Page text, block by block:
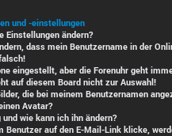
und -einstellungen
Einstellungen ändern?
dass mein Benutzername in der
eingestellt, aber die Forenuhr geht
auf diesem Board nicht zur Auswahl!
die bei meinem Benutzernamen
Avatar?
wie kann ich ihn ändern?
Benutzer auf den E-Mail-Link klicke,